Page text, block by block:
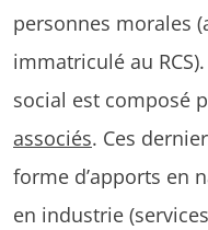
personnes morales
immatriculé au
social est composé
associés. Ces
forme d’apports en
en industrie